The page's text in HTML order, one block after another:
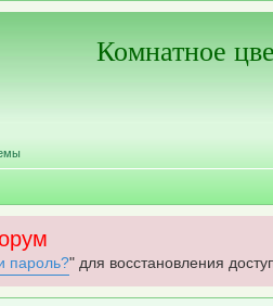
Комнатное
пароль?" для восстановления